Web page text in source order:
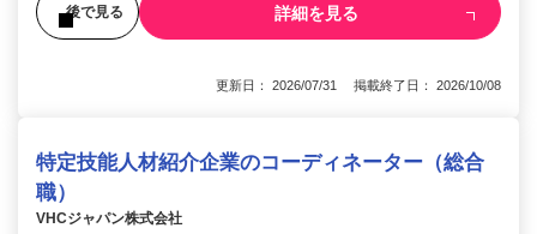
後で見る 詳細を見る
更新日： 2026/07/31 掲載終了日： 2026/10/08
特定技能人材紹介企業のコーディネーター（総合
職）
VHCジャパン株式会社